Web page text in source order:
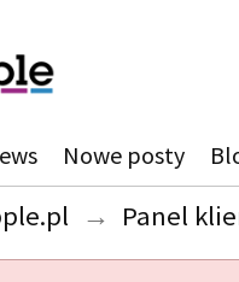
Nowe posty
→ Panel